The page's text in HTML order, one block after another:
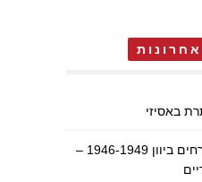
באסיזי
מלחמת האזרחים ביוון 1946-1949 –